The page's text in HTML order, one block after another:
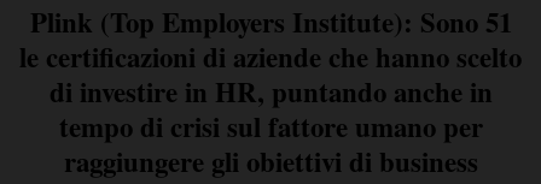
Plink (Top Employers Institute): Sono 51
le certificazioni di aziende che hanno scelto
di investire in HR, puntando anche in
tempo di crisi sul fattore umano per
raggiungere gli obiettivi di business